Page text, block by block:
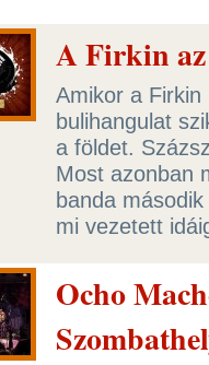
A Firkin
Amikor a
bulihangulat
a földet.
Most azonban
banda
mi vezetett
Ocho